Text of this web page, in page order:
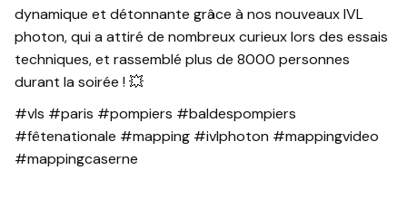
dynamique et détonnante grâce à nos nouveaux IVL
photon, qui a attiré de nombreux curieux lors des essais
techniques, et rassemblé plus de 8000 personnes
durant la soirée ! 💥
#vls #paris #pompiers #baldespompiers
#fêtenationale #mapping #ivlphoton #mappingvideo
#mappingcaserne